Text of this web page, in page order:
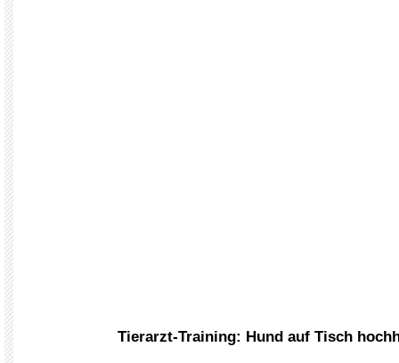
Tierarzt-Training: Hund auf Tisch